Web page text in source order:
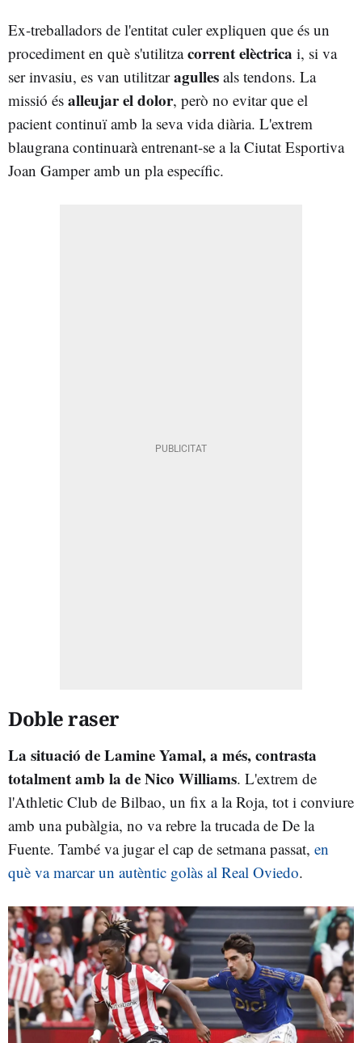
Ex-treballadors de l'entitat culer expliquen que és un
procediment en què s'utilitzacorrent elèctrica i, si va
ser invasiu, es van utilitzaragulles als tendons. La
missió és alleujar el dolor, però no evitar que el
pacient continuï amb la seva vida diària. L'extrem
blaugrana continuarà entrenant-se a la Ciutat Esportiva
Joan Gamper amb un pla específic.
Doble raser
La situació de Lamine Yamal, a més, contrasta
totalment amb la de Nico Williams. L'extrem de
l'Athletic Club de Bilbao, un fix a la Roja, tot i conviure
amb una pubàlgia, no va rebre la trucada de De la
Fuente. També va jugar el cap de setmana passat, en
què va marcar un autèntic golàs al Real Oviedo.